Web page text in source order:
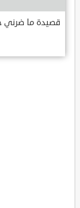
قصيدة ما ضرني